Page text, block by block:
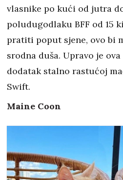
vlasnike po kući od jutra
poludugodlaku BFF od 15
pratiti poput sjene, ovo bi
srodna duša. Upravo je
dodatak stalno rastućoj
Swift.
Maine Coon